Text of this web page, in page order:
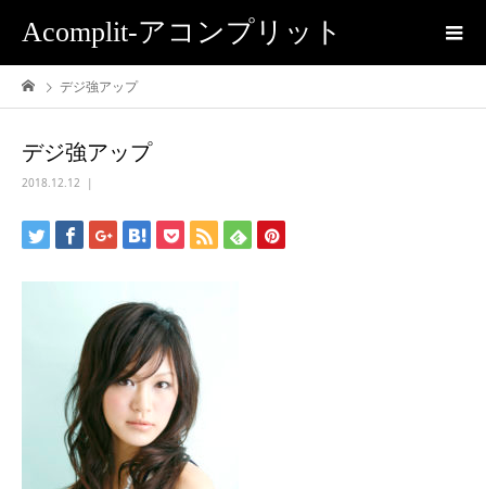
Acomplit-アコンプリット
デジ強アップ
デジ強アップ
2018.12.12